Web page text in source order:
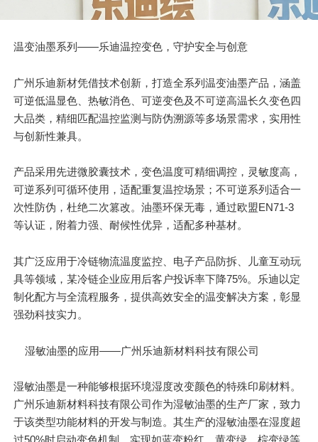
温变油墨系列——乐迪温控变色，守护安全与创意
广州乐迪新材凭借技术创新，打造全系列温变油墨产品，涵盖
可逆低温显色、热敏消色、可逆变色及不可逆高温长久变色四
大品类，精细匹配温控监测与防伪溯源等多场景需求，实用性
与创新性兼具。
产品采用先进微胶囊技术，变色温度可精细调控，灵敏度高，
可逆系列可循环使用，适配重复温控场景；不可逆系列适合一
次性防伪，杜绝二次篡改。油墨环保无毒，通过欧盟EN71-3
等认证，附着力强、耐候性优异，适配多种基材。
其广泛应用于冷链物流温度监控、电子产品防拆、儿童互动玩
具等领域，某冷链企业应用后客户投诉率下降75%。乐迪以定
制化配方与全流程服务，提供高效安全的温变解决方案，彰显
强劲科技实力。
湿敏油墨的应用——广州乐迪新材料科技有限公司
湿敏油墨是一种能够根据环境湿度改变颜色的特殊印刷材料。
广州乐迪新材料科技有限公司作为湿敏油墨的生产厂家，致力
于该类型功能材料的开发与制造。其生产的湿敏油墨在湿度超
过50%时启动变色机制，实现如蓝变粉红、黄变绿、棕变绿等